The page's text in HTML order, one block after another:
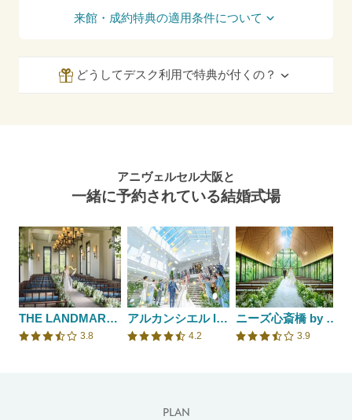
来館・成約特典の適用条件について
どうしてデスク利用で特典が付くの？
アニヴェルセル大阪と
一緒に予約されている結婚式場
THE LANDMARK SQUARE OSAKA （ザ ランドマークスクエア オオサカ）
口コミ評価
3.8
アルカンシエル luxe mariage 大阪
口コミ評価
4.2
ニーズ心斎橋 by T&G WEDDING(旧 アルモニーアンブラッセイットハウス)
口コミ評価
3.9
PLAN